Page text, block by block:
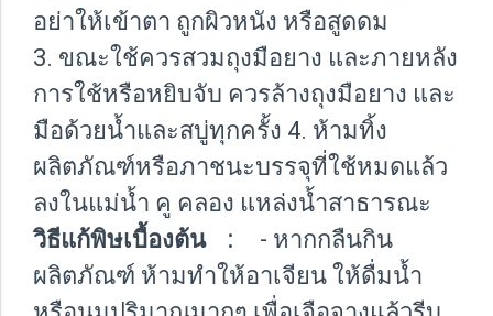
อย่าให้เข้าตา ถูกผิวหนัง หรือสูดดม
3. ขณะใช้ควรสวมถุงมือยาง และภายหลัง
การใช้หรือหยิบจับ ควรล้างถุงมือยาง และ
มือด้วยน้ำและสบู่ทุกครั้ง 4. ห้ามทิ้ง
ผลิตภัณฑ์หรือภาชนะบรรจุที่ใช้หมดแล้ว
ลงในแม่น้ำ คู คลอง แหล่งน้ำสาธารณะ
วิธีแก้พิษเบื้องต้น :
- หากกลืนกิน
ผลิตภัณฑ์ ห้ามทำให้อาเจียน ให้ดื่มน้ำ